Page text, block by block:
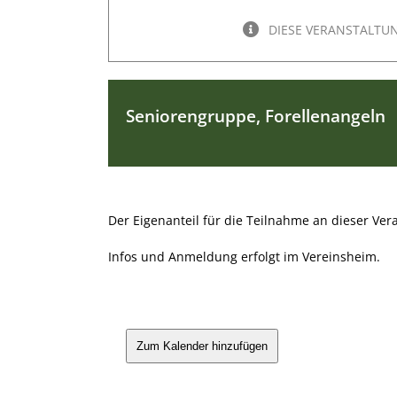
DIESE
Seniorengruppe, Forellenangeln
Der Eigenanteil für die Teilnahme an dieser
Infos und Anmeldung erfolgt im Vereinsheim.
Zum Kalender hinzufügen